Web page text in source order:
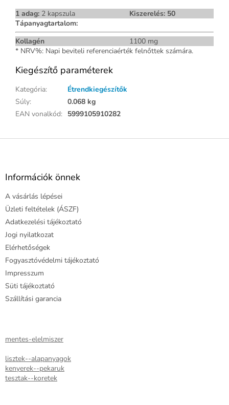
1 adag: 2 kapszula
Kiszerelés: 50
Tápanyagtartalom:
Kollagén
1100 mg
* NRV%: Napi beviteli referenciaérték felnőttek számára.
Kiegészítő paraméterek
Kategória:
Étrendkiegészítők
Súly:
0.068 kg
EAN vonalkód: 5999105910282
L
Információk önnek
A vásárlás lépései
Üzleti feltételek (ÁSZF)
Adatkezelési tájékoztató
Jogi nyilatkozat
Elérhetőségek
Fogyasztóvédelmi tájékoztató
Impresszum
Süti tájékoztató
Szállítási garancia
mentes-elelmiszer
lisztek--alapanyagok
kenyerek--pekaruk
tesztak--koretek